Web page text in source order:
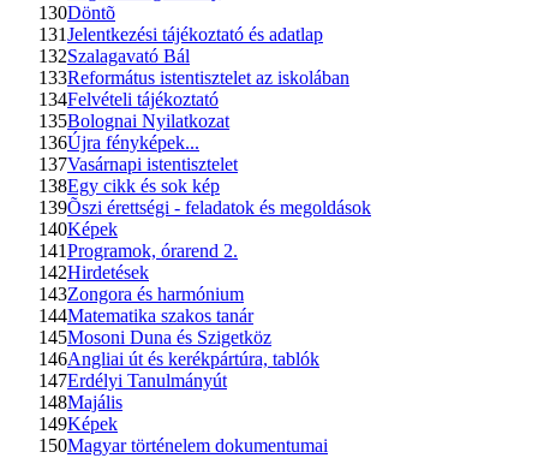
130Döntõ
131Jelentkezési tájékoztató és adatlap
132Szalagavató Bál
133Református istentisztelet az iskolában
134Felvételi tájékoztató
135Bolognai Nyilatkozat
136Újra fényképek...
137Vasárnapi istentisztelet
138Egy cikk és sok kép
139Õszi érettségi - feladatok és megoldások
140Képek
141Programok, órarend 2.
142Hirdetések
143Zongora és harmónium
144Matematika szakos tanár
145Mosoni Duna és Szigetköz
146Angliai út és kerékpártúra, tablók
147Erdélyi Tanulmányút
148Majális
149Képek
150Magyar történelem dokumentumai